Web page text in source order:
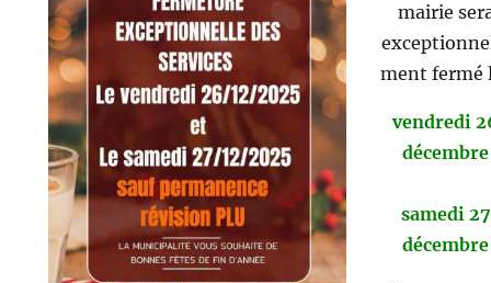
mairie
ment fermé
vendredi
décembre
samedi 27
décembre